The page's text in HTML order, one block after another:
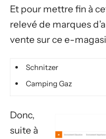
Et pour mettre fin à
relevé de marques
vente sur ce e-
Schnitzer
Camping Gaz
Donc,
suite à